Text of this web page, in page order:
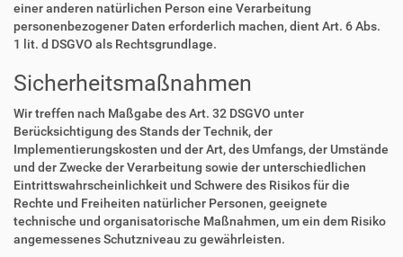
einer anderen natürlichen Person eine Verarbeitung
personenbezogener Daten erforderlich machen, dient Art. 6 Abs.
1 lit. d DSGVO als Rechtsgrundlage.
Sicherheitsmaßnahmen
Wir treffen nach Maßgabe des Art. 32 DSGVO unter
Berücksichtigung des Stands der Technik, der
Implementierungskosten und der Art, des Umfangs, der Umstände
und der Zwecke der Verarbeitung sowie der unterschiedlichen
Eintrittswahrscheinlichkeit und Schwere des Risikos für die
Rechte und Freiheiten natürlicher Personen, geeignete
technische und organisatorische Maßnahmen, um ein dem Risiko
angemessenes Schutzniveau zu gewährleisten.